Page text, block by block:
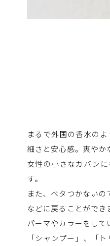
まるで外国の香水の
細さと安心感。爽やか
女性の小さなカバン
す。
また、ベタつかない
などに戻ることができ
パーマやカラーをし
「シャンプー」、「